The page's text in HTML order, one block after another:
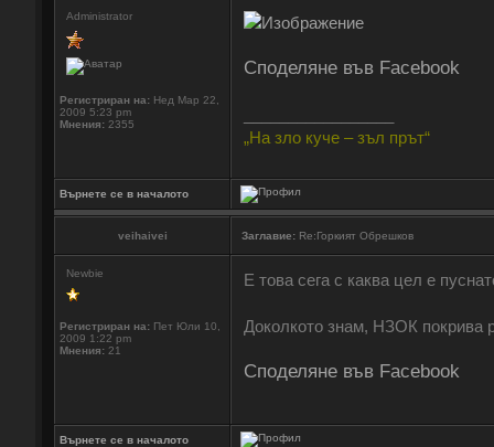
Administrator
Регистриран на: Нед Мар 22,
2009 5:23 pm
Мнения: 2355
Споделяне във Facebook
„На зло куче – зъл прът“
Върнете се в началото
veihaivei Заглавие: Re:Горкият Обрешков
Newbie
Регистриран на: Пет Юли 10,
2009 1:22 pm
Мнения: 21
Е това сега с каква цел е
Доколкото знам, НЗОК покрива
Споделяне във Facebook
Върнете се в началото